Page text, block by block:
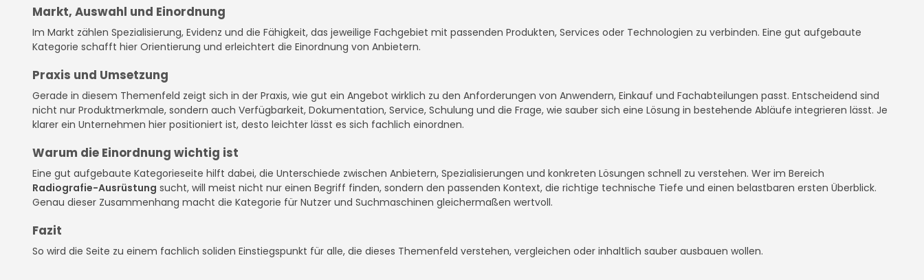
Markt, Auswahl und Einordnung
Im Markt zählen Spezialisierung, Evidenz und die Fähigkeit, das jeweilige Fachgebiet mit passenden Produkten, Services oder Technologien zu verbinden. Eine gut aufgebaute
Kategorie schafft hier Orientierung und erleichtert die Einordnung von Anbietern.
Praxis und Umsetzung
Gerade in diesem Themenfeld zeigt sich in der Praxis, wie gut ein Angebot wirklich zu den Anforderungen von Anwendern, Einkauf und Fachabteilungen passt. Entscheidend sind
nicht nur Produktmerkmale, sondern auch Verfügbarkeit, Dokumentation, Service, Schulung und die Frage, wie sauber sich eine Lösung in bestehende Abläufe integrieren lässt. Je
klarer ein Unternehmen hier positioniert ist, desto leichter lässt es sich fachlich einordnen.
Warum die Einordnung wichtig ist
Eine gut aufgebaute Kategorieseite hilft dabei, die Unterschiede zwischen Anbietern, Spezialisierungen und konkreten Lösungen schnell zu verstehen. Wer im Bereich
Radiografie-Ausrüstung sucht, will meist nicht nur einen Begriff finden, sondern den passenden Kontext, die richtige technische Tiefe und einen belastbaren ersten Überblick.
Genau dieser Zusammenhang macht die Kategorie für Nutzer und Suchmaschinen gleichermaßen wertvoll.
Fazit
So wird die Seite zu einem fachlich soliden Einstiegspunkt für alle, die dieses Themenfeld verstehen, vergleichen oder inhaltlich sauber ausbauen wollen.